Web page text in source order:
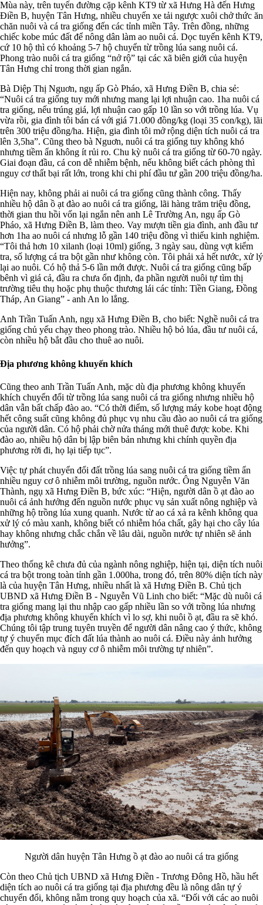
Mùa này, trên tuyến đường cặp kênh KT9 từ xã Hưng Hà đến Hưng
Điền B, huyện Tân Hưng, nhiều chuyến xe tải ngược xuôi chở thức ăn
chăn nuôi và cá tra giống đến các tỉnh miền Tây. Trên đồng, những
chiếc kobe múc đất để nông dân làm ao nuôi cá. Dọc tuyến kênh KT9,
cứ 10 hộ thì có khoảng 5-7 hộ chuyển từ trồng lúa sang nuôi cá.
Phong trào nuôi cá tra giống “nở rộ” tại các xã biên giới của huyện
Tân Hưng chỉ trong thời gian ngắn.
Bà Diệp Thị Nguơn, ngụ ấp Gò Pháo, xã Hưng Điền B, chia sẻ:
“Nuôi cá tra giống tuy mới nhưng mang lại lợi nhuận cao. 1ha nuôi cá
tra giống, nếu trúng giá, lợi nhuận cao gấp 10 lần so với trồng lúa. Vụ
vừa rồi, gia đình tôi bán cá với giá 71.000 đồng/kg (loại 35 con/kg), lãi
trên 300 triệu đồng/ha. Hiện, gia đình tôi mở rộng diện tích nuôi cá tra
lên 3,5ha”. Cũng theo bà Nguơn, nuôi cá tra giống tuy không khó
nhưng tiềm ẩn không ít rủi ro. Chu kỳ nuôi cá tra giống từ 60-70 ngày.
Giai đoạn đầu, cá con dễ nhiễm bệnh, nếu không biết cách phòng thì
nguy cơ thất bại rất lớn, trong khi chi phí đầu tư gần 200 triệu đồng/ha.
Hiện nay, không phải ai nuôi cá tra giống cũng thành công. Thấy
nhiều hộ dân ồ ạt đào ao nuôi cá tra giống, lãi hàng trăm triệu đồng,
thời gian thu hồi vốn lại ngắn nên anh Lê Trường An, ngụ ấp Gò
Pháo, xã Hưng Điền B, làm theo. Vay mượn tiền gia đình, anh đầu tư
hơn 1ha ao nuôi cá nhưng lỗ gần 140 triệu đồng vì thiếu kinh nghiệm.
“Tôi thả hơn 10 xilanh (loại 10ml) giống, 3 ngày sau, dùng vợt kiểm
tra, số lượng cá tra bột gần như không còn. Tôi phải xả hết nước, xử lý
lại ao nuôi. Có hộ thả 5-6 lần mới được. Nuôi cá tra giống cũng bấp
bênh vì giá cả, đầu ra chưa ổn định, đa phần người nuôi tự tìm thị
trường tiêu thụ hoặc phụ thuộc thương lái các tỉnh: Tiền Giang, Đồng
Tháp, An Giang” - anh An lo lắng.
Anh Trần Tuấn Anh, ngụ xã Hưng Điền B, cho biết: Nghề nuôi cá tra
giống chủ yếu chạy theo phong trào. Nhiều hộ bỏ lúa, đầu tư nuôi cá,
còn nhiều hộ bắt đầu cho thuê ao nuôi.
Địa phương không khuyến khích
Cũng theo anh Trần Tuấn Anh, mặc dù địa phương không khuyến
khích chuyển đổi từ trồng lúa sang nuôi cá tra giống nhưng nhiều hộ
dân vẫn bất chấp đào ao. “Có thời điểm, số lượng máy kobe hoạt động
hết công suất cũng không đủ phục vụ nhu cầu đào ao nuôi cá tra giống
của người dân. Có hộ phải chờ nửa tháng mới thuê được kobe. Khi
đào ao, nhiều hộ dân bị lập biên bản nhưng khi chính quyền địa
phương rời đi, họ lại tiếp tục”.
Việc tự phát chuyển đổi đất trồng lúa sang nuôi cá tra giống tiềm ẩn
nhiều nguy cơ ô nhiễm môi trường, nguồn nước. Ông Nguyễn Văn
Thành, ngụ xã Hưng Điền B, bức xúc: “Hiện, người dân ồ ạt đào ao
nuôi cá ảnh hưởng đến nguồn nước phục vụ sản xuất nông nghiệp và
những hộ trồng lúa xung quanh. Nước từ ao cá xả ra kênh không qua
xử lý có màu xanh, không biết có nhiễm hóa chất, gây hại cho cây lúa
hay không nhưng chắc chắn về lâu dài, nguồn nước tự nhiên sẽ ảnh
hưởng”.
Theo thống kê chưa đủ của ngành nông nghiệp, hiện tại, diện tích nuôi
cá tra bột trong toàn tỉnh gần 1.000ha, trong đó, trên 80% diện tích này
là của huyện Tân Hưng, nhiều nhất là xã Hưng Điền B. Chủ tịch
UBND xã Hưng Điền B - Nguyễn Vũ Linh cho biết: “Mặc dù nuôi cá
tra giống mang lại thu nhập cao gấp nhiều lần so với trồng lúa nhưng
địa phương không khuyến khích vì lo sợ, khi nuôi ồ ạt, đầu ra sẽ khó.
Chúng tôi tập trung tuyên truyền để người dân nâng cao ý thức, không
tự ý chuyển mục đích đất lúa thành ao nuôi cá. Điều này ảnh hưởng
đến quy hoạch và nguy cơ ô nhiễm môi trường tự nhiên”.
Người dân huyện Tân Hưng ồ ạt đào ao nuôi cá tra giống
Còn theo Chủ tịch UBND xã Hưng Điền - Trương Đông Hồ, hầu hết
diện tích ao nuôi cá tra giống tại địa phương đều là nông dân tự ý
chuyển đổi, không nằm trong quy hoạch của xã. “Đối với các ao nuôi